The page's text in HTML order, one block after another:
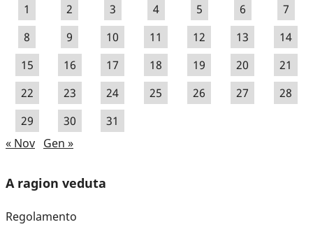
1
2 3 4 5 6
7
8
9 10 11 12 13
14
15
16 17 18 19 20
21
22
23 24 25 26 27
28
29
30
31
« Nov Gen »
A ragion veduta
Regolamento